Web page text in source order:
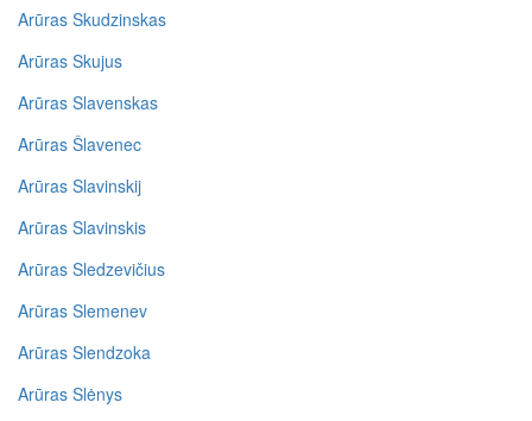
Arūras Skudzinskas
Arūras Skujus
Arūras Slavenskas
Arūras Šlavenec
Arūras Slavinskij
Arūras Slavinskis
Arūras Sledzevičius
Arūras Slemenev
Arūras Slendzoka
Arūras Slėnys